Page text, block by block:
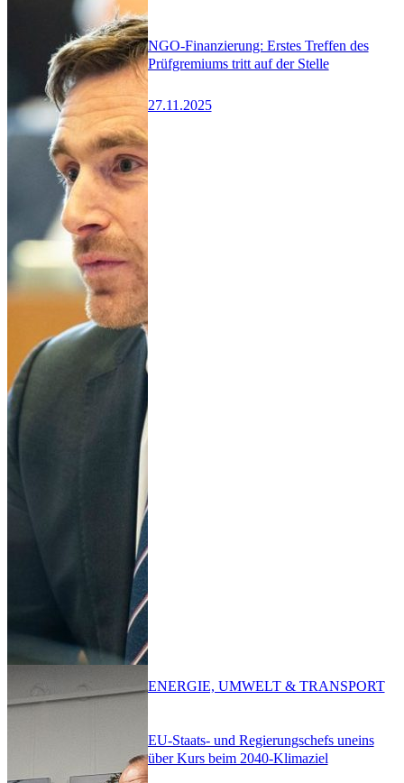
NGO-Finanzierung: Erstes Treffen des
Prüfgremiums tritt auf der Stelle
27.11.2025
EU-Staats- und Regierungschefs uneins
über Kurs beim 2040-Klimaziel
ENERGIE, UMWELT & TRANSPORT